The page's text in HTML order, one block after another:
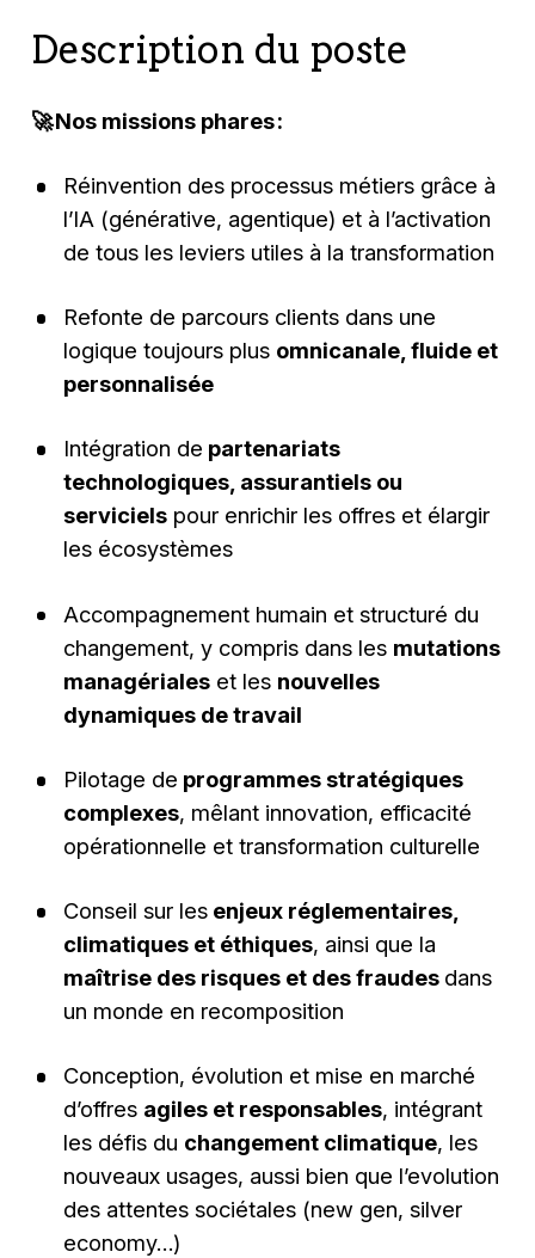
Description du poste
🚀 Nos missions phares :
Réinvention des processus métiers grâce à
l’IA (générative, agentique) et à l’activation
de tous les leviers utiles à la transformation
Refonte de parcours clients dans une
logique toujours plus omnicanale, fluide et
personnalisée
Intégration de partenariats
technologiques, assurantiels ou
servicielspour enrichir les offres et élargir
les écosystèmes
Accompagnement humain et structuré du
changement, y compris dans les mutations
managérialeset les nouvelles
dynamiques de travail
Pilotage de programmes stratégiques
complexes, mêlant innovation, efficacité
opérationnelle et transformation culturelle
Conseil sur lesenjeux réglementaires,
climatiques et éthiques, ainsi que la
maîtrise des risques et des fraudes dans
un monde en recomposition
Conception, évolution et mise en marché
d’offres agiles et responsables, intégrant
les défis du changement climatique, les
nouveaux usages, aussi bien que l’evolution
des attentes sociétales (new gen, silver
economy…)